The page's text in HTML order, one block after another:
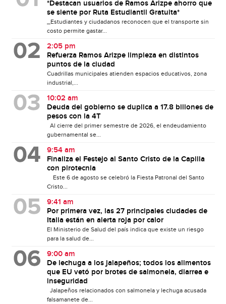
*Destacan usuarios de Ramos Arizpe ahorro que
se siente por Ruta Estudiantil Gratuita*
_Estudiantes y ciudadanos reconocen que el transporte sin
costo permite gastar...
2:05 pm
Refuerza Ramos Arizpe limpieza en distintos
puntos de la ciudad
Cuadrillas municipales atienden espacios educativos, zona
industrial,...
10:02 am
Deuda del gobierno se duplica a 17.8 billones de
pesos con la 4T
Al cierre del primer semestre de 2026, el endeudamiento
gubernamental se...
9:54 am
Finaliza el Festejo al Santo Cristo de la Capilla
con pirotecnia
Este 6 de agosto se celebró la Fiesta Patronal del Santo
Cristo...
9:41 am
Por primera vez, las 27 principales ciudades de
Italia están en alerta roja por calor
El Ministerio de Salud del país indica que existe un riesgo
para la salud de...
9:00 am
De lechuga a los jalapeños; todos los alimentos
que EU vetó por brotes de salmonela, diarrea e
inseguridad
Jalapeños relacionados con salmonela y lechuga acusada
falsamanete de...